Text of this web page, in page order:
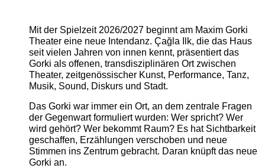
Mit der Spielzeit 2026/2027 beginnt am Maxim Gorki
Theater eine neue Intendanz. Çağla Ilk, die das Haus
seit vielen Jahren von innen kennt, präsentiert das
Gorki als offenen, transdisziplinären Ort zwischen
Theater, zeitgenössischer Kunst, Performance, Tanz,
Musik, Sound, Diskurs und Stadt.
Das Gorki war immer ein Ort, an dem zentrale Fragen
der Gegenwart formuliert wurden: Wer spricht? Wer
wird gehört? Wer bekommt Raum? Es hat Sichtbarkeit
geschaffen, Erzählungen verschoben und neue
Stimmen ins Zentrum gebracht. Daran knüpft das neue
Gorki an.